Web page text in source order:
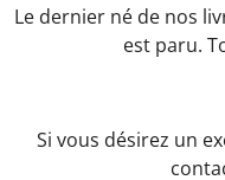
Le dernier né de nos
est paru.
Si vous désirez un